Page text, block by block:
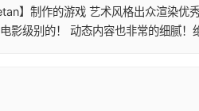
】制作的游戏 艺术风格出众渲染优
影级别的！ 动态内容也非常的细腻